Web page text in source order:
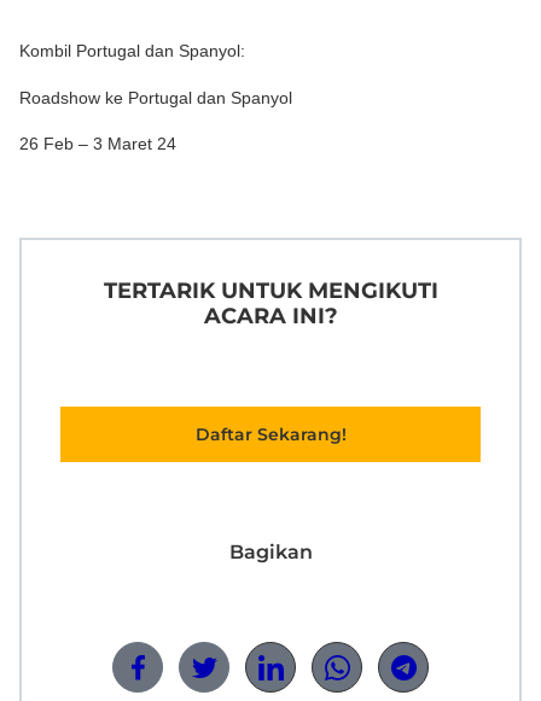
Kombil Portugal dan Spanyol:
Roadshow ke Portugal dan Spanyol
26 Feb – 3 Maret 24
TERTARIK UNTUK MENGIKUTI
ACARA INI?
Daftar Sekarang!
Bagikan